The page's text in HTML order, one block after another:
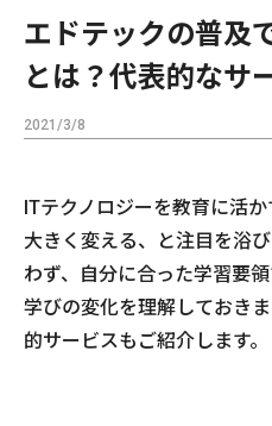
エドテックの普及
とは？代表的なサ
2021/3/8
ITテクノロジーを教育に活
大きく変える、と注目を浴
わず、自分に合った学習要
学びの変化を理解しておき
的サービスもご紹介します。